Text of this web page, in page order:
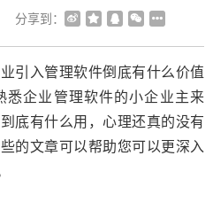
分享到：
引入管理软件倒底有什么价值
悉企业管理软件的小企业主来
底有什么用，心理还真的没有
的文章可以帮助您可以更深入